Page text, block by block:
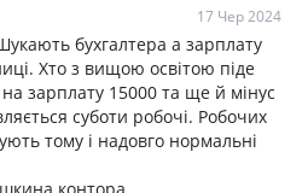
17 Чер 2024
бухгалтера а зарплату
Хто з вищою освітою піде
зарплату 15000 та ще й мінус
суботи робочі. Робочих
тому і надовго нормальні